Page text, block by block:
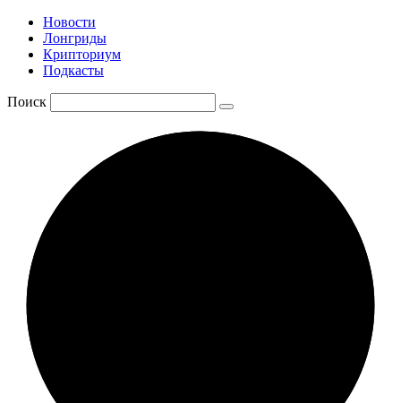
Новости
Лонгриды
Крипториум
Подкасты
Поиск